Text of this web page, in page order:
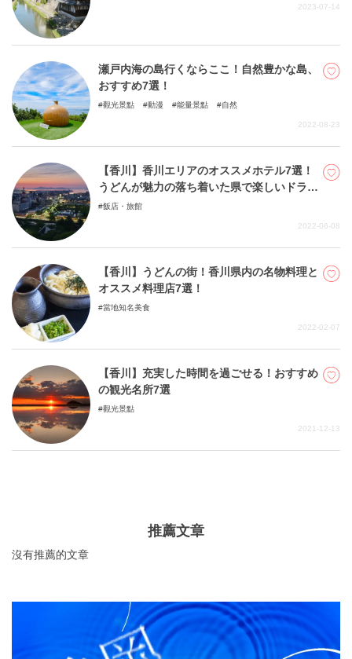
2023-07-14
瀬戸内海の島行くならここ！自然豊かな島、
おすすめ7選！
觀光景點 動漫 能量景點 自然
2022-08-23
【香川】香川エリアのオススメホテル7選！
うどんが魅力の落ち着いた県で楽しいドライ
ブ観光を！
飯店・旅館
2022-06-08
【香川】うどんの街！香川県内の名物料理と
オススメ料理店7選！
當地知名美食
2022-02-07
【香川】充実した時間を過ごせる！おすすめ
の観光名所7選
觀光景點
2021-12-13
推薦文章
沒有推薦的文章